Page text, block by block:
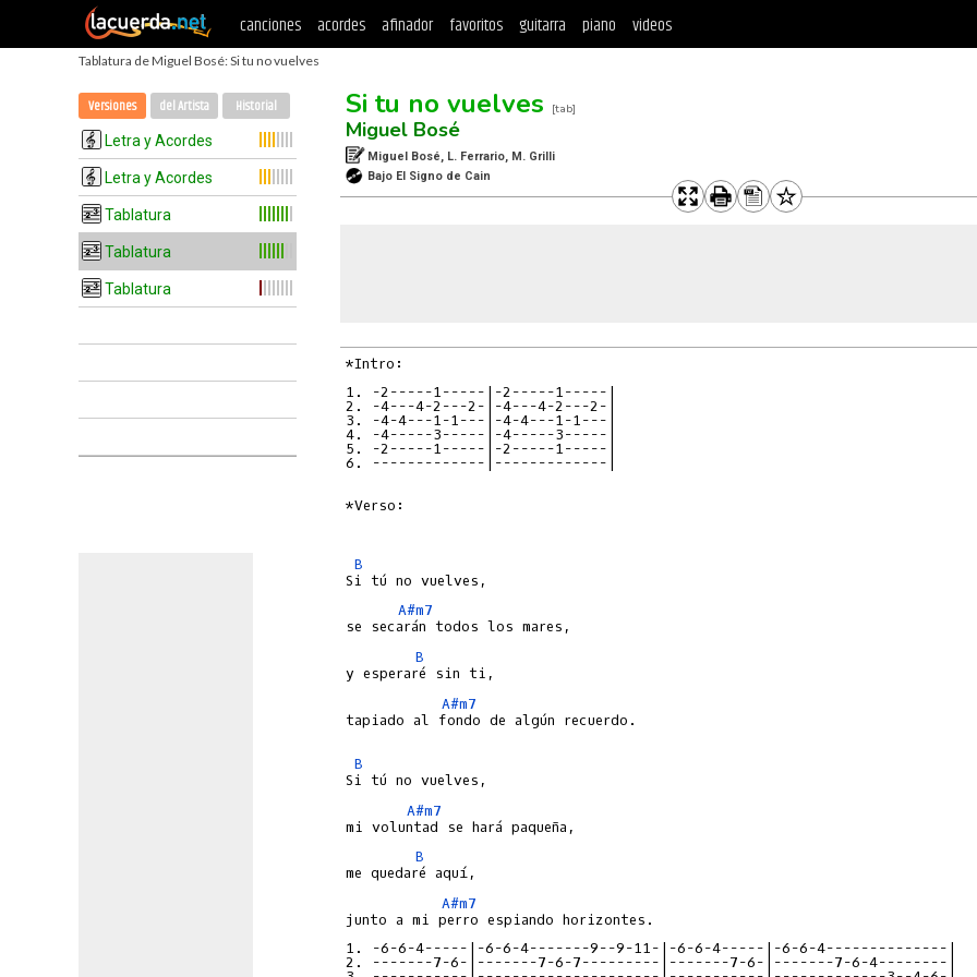
canciones acordes afinador favoritos guitarra piano videos
Tablatura de Miguel Bosé: Si tu no vuelves
Versiones del Artista Historial
Letra y Acordes
Letra y Acordes
Tablatura
Tablatura
Tablatura
Si tu no vuelves [tab]
Miguel Bosé
Miguel Bosé, L. Ferrario, M. Grilli
Bajo El Signo de Cain
*Intro:
1. -2-----1-----|-2-----1-----|
2. -4---4-2---2-|-4---4-2---2-|
3. -4-4---1-1---|-4-4---1-1---|
4. -4-----3-----|-4-----3-----|
5. -2-----1-----|-2-----1-----|
6. -------------|-------------|
*Verso:
B
A#m7
B
A#m7
tapiado al fondo de algún recuerdo.
B
A#m7
B
A#m7
junto a mi perro espiando horizontes.
1. -6-6-4-----|-6-6-4-------9--9-11-|-6-6-4-----|-6-6-4--------------|
2. -------7-6-|-------7-6-7---------|-------7-6-|-------7-6-4--------|